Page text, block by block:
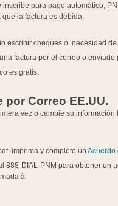
inscribe para pago automático,
la factura es debida.
escribir cheques o necesidad
factura por el correo o
es gratis.
por Correo EE.UU.
vez o cambie su
imprima y complete unAcuerdo
888-DIAL-PNM para obtener un
à